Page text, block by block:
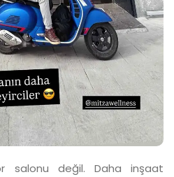
salonu değil. Daha inşaat